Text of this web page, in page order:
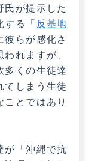
が提示した
する「反基地
彼らが感化さ
れますが、
多くの生徒達
てしまう生徒
とではあり
「沖縄で抗